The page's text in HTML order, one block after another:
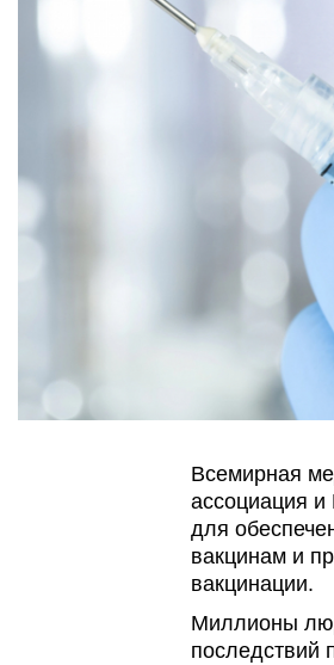
Всемирная
ассоциация
для
вакцинам и
вакцинации.
Миллионы
последствий